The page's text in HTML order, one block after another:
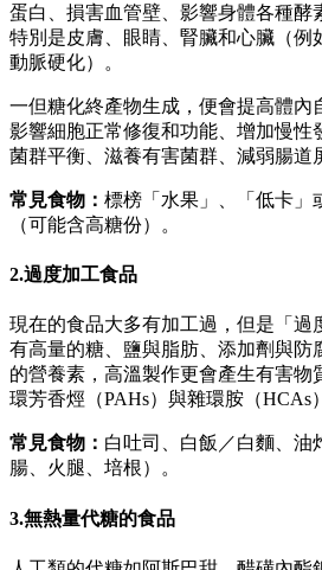
蛋白、損害血管壁、影響身體各種酵
特別是皮膚、眼睛、腎臟和心臟（例
動脈硬化）。
一但糖化終產物生成，便會提高體內
影響細胞正常修復和功能、增加慢性
菌群平衡、滋養有害菌群、減弱腸道
常見食物： 標榜「水果」、「低卡」
（可能含高糖份）。
2.過度加工食品
現在的食品大多有加工過，但是「過
有高量的糖、鹽與脂肪、添加劑與防
的營養素，高溫製作更會產生有害物
環芳香烴（PAHs）與雜環胺（HCAs
常見食物： 白吐司、白飯／白麵、油
腸、火腿、培根）。
3.無熱量代糖的食品